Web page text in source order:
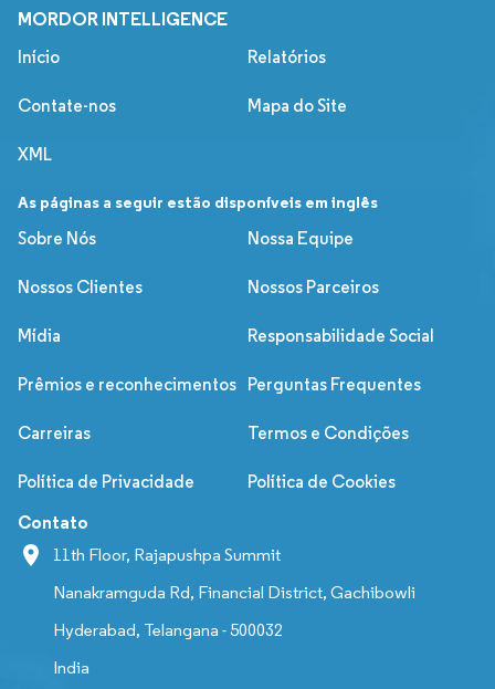
MORDOR INTELLIGENCE
Início Relatórios
Contate-nos Mapa do Site
XML
As páginas a seguir estão disponíveis em inglês
Sobre Nós
Nossa Equipe
Nossos Clientes Nossos Parceiros
Mídia Responsabilidade Social
Prêmios e reconhecimentos Perguntas Frequentes
Carreiras Termos e Condições
Política de Privacidade Política de Cookies
Contato
11th Floor, Rajapushpa Summit
Nanakramguda Rd, Financial District, Gachibowli
Hyderabad, Telangana - 500032
India